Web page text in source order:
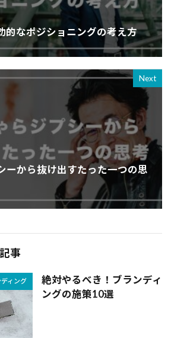
的なポジショニングの考え方
Next
ーから抜け出すたった一つの思
事
ィング
絶対やるべき！ブランディ
ングの施策10選